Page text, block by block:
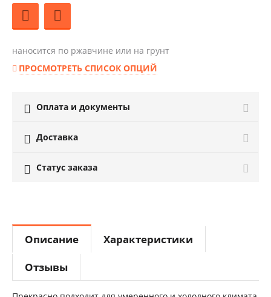
наносится по ржавчине или на грунт
ПРОСМОТРЕТЬ СПИСОК ОПЦИЙ
 Оплата и документы
 Доставка
 Статус заказа
Описание
Характеристики
Отзывы